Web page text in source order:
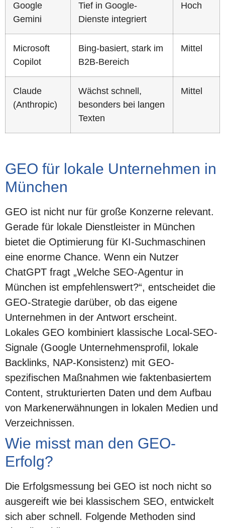
Google
Gemini
Tief in Google-
Dienste integriert
Hoch
Microsoft
Copilot
Bing-basiert, stark im
B2B-Bereich
Mittel
Claude
(Anthropic)
Wächst schnell,
besonders bei langen
Texten
Mittel
GEO für lokale Unternehmen in
München
GEO ist nicht nur für große Konzerne relevant.
Gerade für lokale Dienstleister in München
bietet die Optimierung für KI-Suchmaschinen
eine enorme Chance. Wenn ein Nutzer
ChatGPT fragt „Welche SEO-Agentur in
München ist empfehlenswert?“, entscheidet die
GEO-Strategie darüber, ob das eigene
Unternehmen in der Antwort erscheint.
Lokales GEO kombiniert klassische Local-SEO-
Signale (Google Unternehmensprofil, lokale
Backlinks, NAP-Konsistenz) mit GEO-
spezifischen Maßnahmen wie faktenbasiertem
Content, strukturierten Daten und dem Aufbau
von Markenerwähnungen in lokalen Medien und
Verzeichnissen.
Wie misst man den GEO-
Erfolg?
Die Erfolgsmessung bei GEO ist noch nicht so
ausgereift wie bei klassischem SEO, entwickelt
sich aber schnell. Folgende Methoden sind